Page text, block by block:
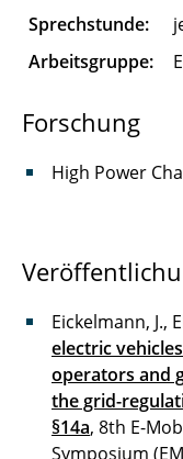
Gand Max
Garn Till
Gebhardt Gerald
Göhrmann
Graber
Gromova
Herman Robin
Hinz Marius
Sprechstunde:
Arbeitsgruppe:
Forschung
High Power
Eickelmann, J.,
electric
operators and
the grid-
§14a, 8th E-
Symposium